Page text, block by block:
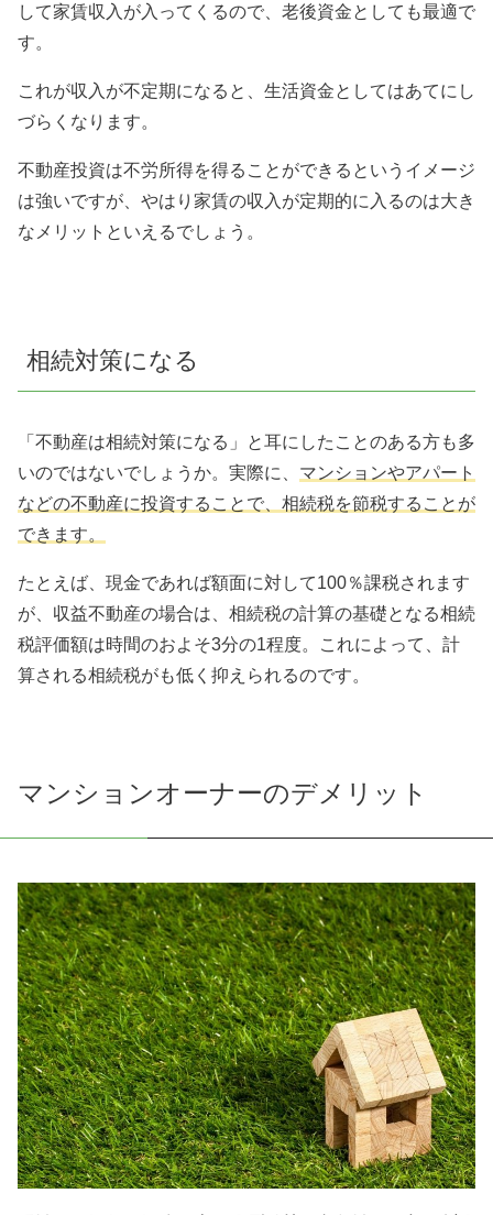
して家賃収入が入ってくるので、老後資金としても最適で
す。
これが収入が不定期になると、生活資金としてはあてにし
づらくなります。
不動産投資は不労所得を得ることができるというイメージ
は強いですが、やはり家賃の収入が定期的に入るのは大き
なメリットといえるでしょう。
相続対策になる
「不動産は相続対策になる」と耳にしたことのある方も多
いのではないでしょうか。実際に、 マンションやアパート
などの不動産に投資することで、相続税を節税することが
できます。
たとえば、現金であれば額面に対して100％課税されます
が、収益不動産の場合は、相続税の計算の基礎となる相続
税評価額は時間のおよそ3分の1程度。これによって、計
算される相続税がも低く抑えられるのです。
マンションオーナーのデメリット